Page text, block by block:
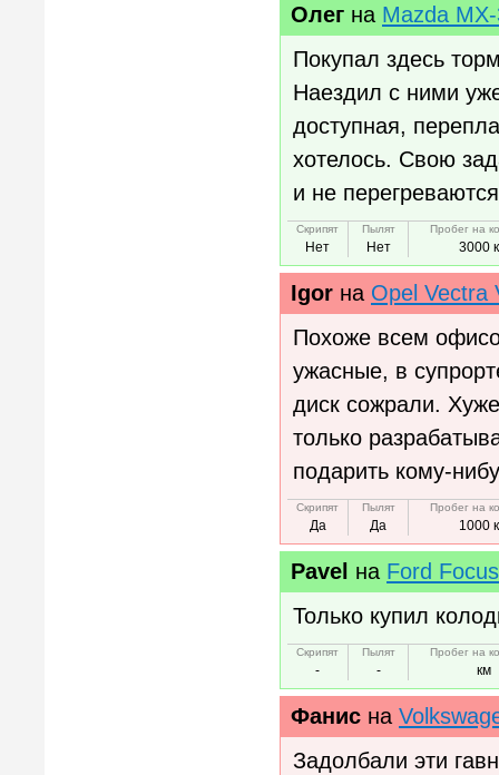
Олег на Mazda
Покупал здесь
Наездил с ними
доступная,
хотелось. Свою
и не
Скрипят
Нет
Пылят
Нет
Пробег на
3000
Igor на Opel Vectra
Похоже всем
ужасные, в
диск сожрали.
только
подарить кому-
Скрипят
Да
Пылят
Да
Пробег на
1000
Pavel на Ford
Только купил
Скрипят
-
Пылят
-
Пробег на
км
Фанис на
Задолбали эти